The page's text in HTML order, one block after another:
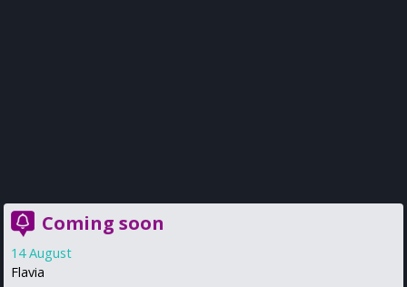
Coming soon
14 August
Flavia